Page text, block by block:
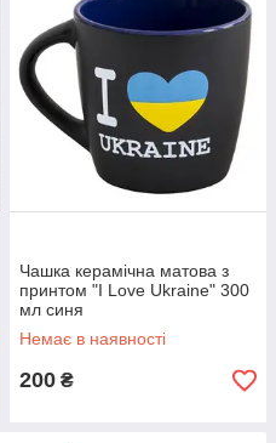
Чашка керамічна матова з
принтом "I Love Ukraine" 300
мл синя
Немає в наявності
200 ₴